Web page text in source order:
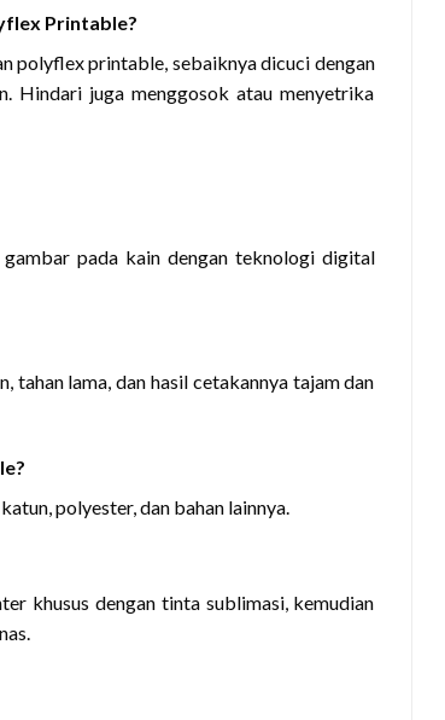
Printable?
polyflex printable, sebaiknya dicuci dengan
Hindari juga menggosok atau menyetrika
pada kain dengan teknologi digital
lama, dan hasil cetakannya tajam dan
polyester, dan bahan lainnya.
khusus dengan tinta sublimasi, kemudian